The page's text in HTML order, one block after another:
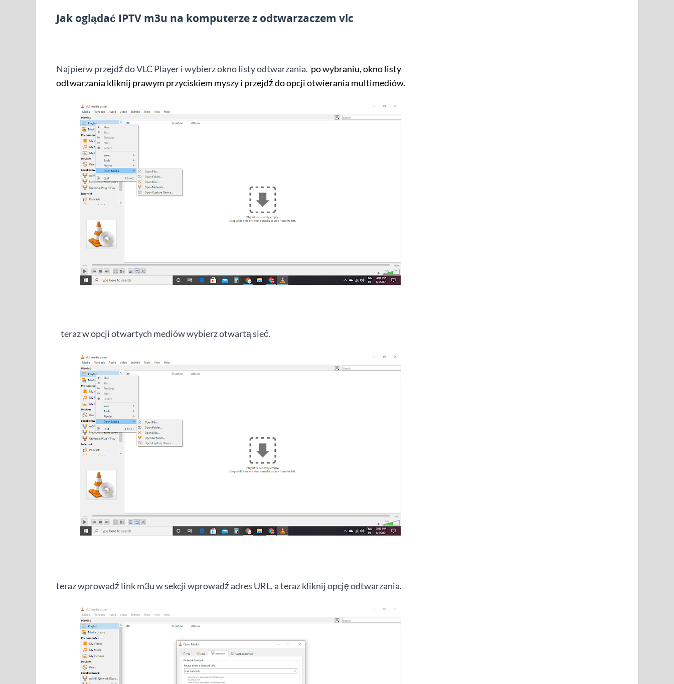
Jak oglądać IPTV m3u na komputerze z odtwarzaczem vlc
Najpierw przejdź do VLC Player i wybierz okno listy odtwarzania. po wybraniu, okno listy
odtwarzania kliknij prawym przyciskiem myszy i przejdź do opcji otwierania multimediów.
teraz w opcji otwartych mediów wybierz otwartą sieć.
teraz wprowadź link m3u w sekcji wprowadź adres URL, a teraz kliknij opcję odtwarzania.